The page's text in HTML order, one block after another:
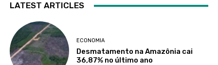
LATEST ARTICLES
ECONOMIA
Desmatamento na Amazônia cai
36,87% no último ano